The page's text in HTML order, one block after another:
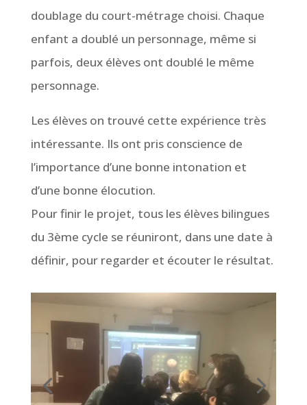
doublage du court-métrage choisi. Chaque
enfant a doublé un personnage, même si
parfois, deux élèves ont doublé le même
personnage.
Les élèves on trouvé cette expérience très
intéressante. Ils ont pris conscience de
l’importance d’une bonne intonation et
d’une bonne élocution.
Pour finir le projet, tous les élèves bilingues
du 3ème cycle se réuniront, dans une date à
définir, pour regarder et écouter le résultat.